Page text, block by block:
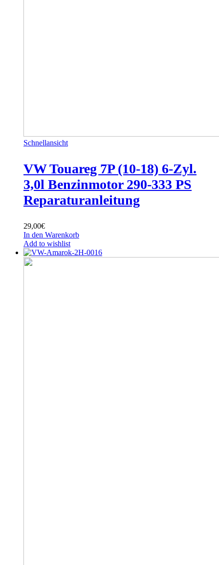
Schnellansicht
VW Touareg 7P (10-18) 6-Zyl.
3,0l Benzinmotor 290-333 PS
Reparaturanleitung
29,00€
In den Warenkorb
Add to wishlist